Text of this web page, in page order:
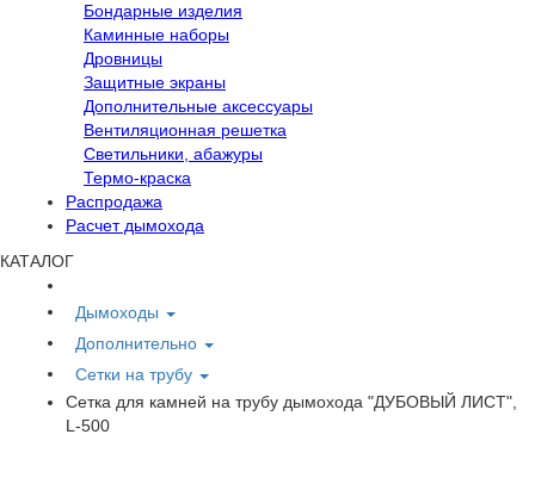
Бондарные изделия
Каминные наборы
Дровницы
Защитные экраны
Дополнительные аксессуары
Вентиляционная решетка
Светильники, абажуры
Термо-краска
Распродажа
Расчет дымохода
КАТАЛОГ
Дымоходы
Дополнительно
Сетки на трубу
Сетка для камней на трубу дымохода "ДУБОВЫЙ ЛИСТ",
L-500